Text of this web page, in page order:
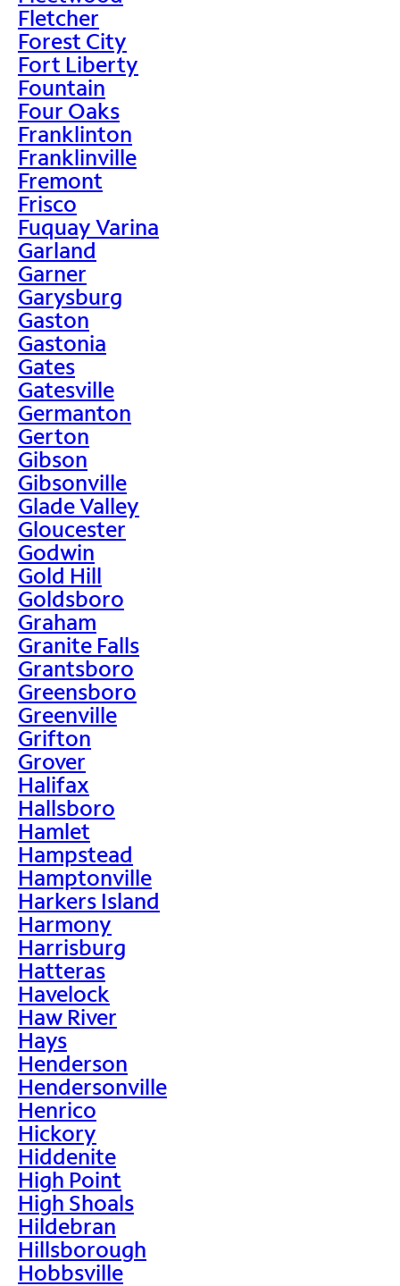
Fletcher
Forest City
Fort Liberty
Fountain
Four Oaks
Franklinton
Franklinville
Fremont
Frisco
Fuquay Varina
Garland
Garner
Garysburg
Gaston
Gastonia
Gates
Gatesville
Germanton
Gerton
Gibson
Gibsonville
Glade Valley
Gloucester
Godwin
Gold Hill
Goldsboro
Graham
Granite Falls
Grantsboro
Greensboro
Greenville
Grifton
Grover
Halifax
Hallsboro
Hamlet
Hampstead
Hamptonville
Harkers Island
Harmony
Harrisburg
Hatteras
Havelock
Haw River
Hays
Henderson
Hendersonville
Henrico
Hickory
Hiddenite
High Point
High Shoals
Hildebran
Hillsborough
Hobbsville